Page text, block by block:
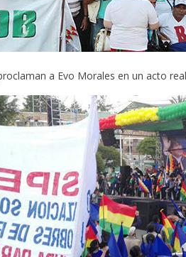
a Evo Morales en un acto